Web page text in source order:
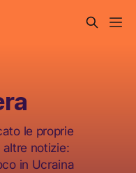
le proprie
notizie:
in Ucraina